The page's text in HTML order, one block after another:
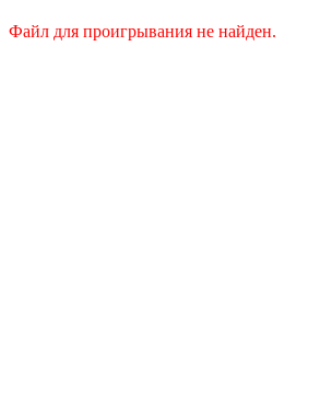
Файл для проигрывания не найден.